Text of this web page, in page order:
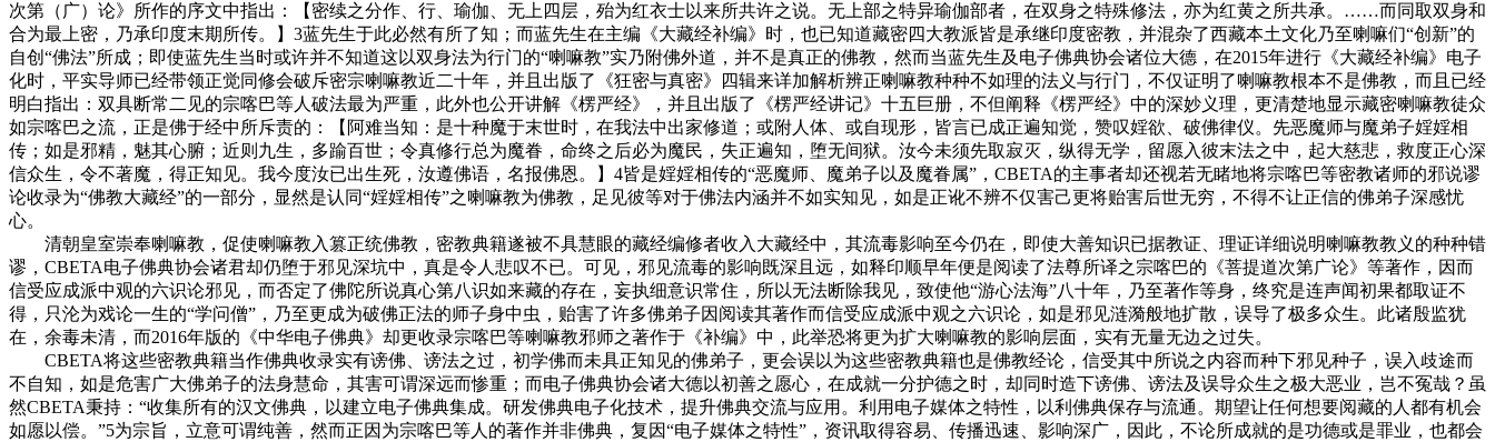
次第（广）论》所作的序文中指出：【密续之分作、行、瑜伽、无上四层，殆为红衣士以来所共许之说。无上部之特异瑜伽部者，在双身之特殊修法，亦为红黄之所共承。……而同取双身和
合为最上密，乃承印度末期所传。】3蓝先生于此必然有所了知；而蓝先生在主编《大藏经补编》时，也已知道藏密四大教派皆是承继印度密教，并混杂了西藏本土文化乃至喇嘛们“创新”的
自创“佛法”所成；即使蓝先生当时或许并不知道这以双身法为行门的“喇嘛教”实乃附佛外道，并不是真正的佛教，然而当蓝先生及电子佛典协会诸位大德，在2015年进行《大藏经补编》电子
化时，平实导师已经带领正觉同修会破斥密宗喇嘛教近二十年，并且出版了《狂密与真密》四辑来详加解析辨正喇嘛教种种不如理的法义与行门，不仅证明了喇嘛教根本不是佛教，而且已经
明白指出：双具断常二见的宗喀巴等人破法最为严重，此外也公开讲解《楞严经》，并且出版了《楞严经讲记》十五巨册，不但阐释《楞严经》中的深妙义理，更清楚地显示藏密喇嘛教徒众
如宗喀巴之流，正是佛于经中所斥责的：【阿难当知：是十种魔于末世时，在我法中出家修道；或附人体、或自现形，皆言已成正遍知觉，赞叹婬欲、破佛律仪。先恶魔师与魔弟子婬婬相
传；如是邪精，魅其心腑；近则九生，多踰百世；令真修行总为魔眷，命终之后必为魔民，失正遍知，堕无间狱。汝今未须先取寂灭，纵得无学，留愿入彼末法之中，起大慈悲，救度正心深
信众生，令不著魔，得正知见。我今度汝已出生死，汝遵佛语，名报佛恩。】4皆是婬婬相传的“恶魔师、魔弟子以及魔眷属”，CBETA的主事者却还视若无睹地将宗喀巴等密教诸师的邪说谬
论收录为“佛教大藏经”的一部分，显然是认同“婬婬相传”之喇嘛教为佛教，足见彼等对于佛法内涵并不如实知见，如是正讹不辨不仅害己更将贻害后世无穷，不得不让正信的佛弟子深感忧
心。
清朝皇室崇奉喇嘛教，促使喇嘛教入篡正统佛教，密教典籍遂被不具慧眼的藏经编修者收入大藏经中，其流毒影响至今仍在，即使大善知识已据教证、理证详细说明喇嘛教教义的种种错
谬，CBETA电子佛典协会诸君却仍堕于邪见深坑中，真是令人悲叹不已。可见，邪见流毒的影响既深且远，如释印顺早年便是阅读了法尊所译之宗喀巴的《菩提道次第广论》等著作，因而
信受应成派中观的六识论邪见，而否定了佛陀所说真心第八识如来藏的存在，妄执细意识常住，所以无法断除我见，致使他“游心法海”八十年，乃至著作等身，终究是连声闻初果都取证不
得，只沦为戏论一生的“学问僧”，乃至更成为破佛正法的师子身中虫，贻害了许多佛弟子因阅读其著作而信受应成派中观之六识论，如是邪见涟漪般地扩散，误导了极多众生。此诸殷监犹
在，余毒未清，而2016年版的《中华电子佛典》却更收录宗喀巴等喇嘛教邪师之著作于《补编》中，此举恐将更为扩大喇嘛教的影响层面，实有无量无边之过失。
CBETA将这些密教典籍当作佛典收录实有谤佛、谤法之过，初学佛而未具正知见的佛弟子，更会误以为这些密教典籍也是佛教经论，信受其中所说之内容而种下邪见种子，误入歧途而
不自知，如是危害广大佛弟子的法身慧命，其害可谓深远而惨重；而电子佛典协会诸大德以初善之愿心，在成就一分护德之时，却同时造下谤佛、谤法及误导众生之极大恶业，岂不冤哉？虽
然CBETA秉持：“收集所有的汉文佛典，以建立电子佛典集成。研发佛典电子化技术，提升佛典交流与应用。利用电子媒体之特性，以利佛典保存与流通。期望让任何想要阅藏的人都有机会
如愿以偿。”5为宗旨，立意可谓纯善，然而正因为宗喀巴等人的著作并非佛典，复因“电子媒体之特性”，资讯取得容易、传播迅速、影响深广，因此，不论所成就的是功德或是罪业，也都会